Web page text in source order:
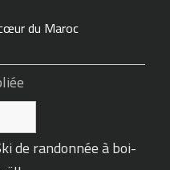
du Maroc
de randonnée à boi-